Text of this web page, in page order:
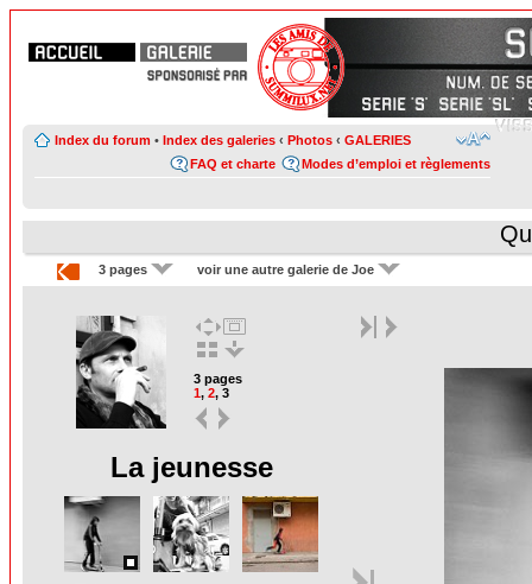
Index du forum • Index des galeries ‹ Photos ‹ GALERIES
Modes d’emploi et règlements
FAQ et charte
3 pages voir une autre galerie de Joe
3 pages
1, 2, 3
La jeunesse